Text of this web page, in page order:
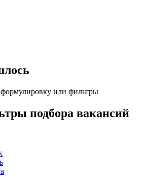
или фильтры
подбора вакансий